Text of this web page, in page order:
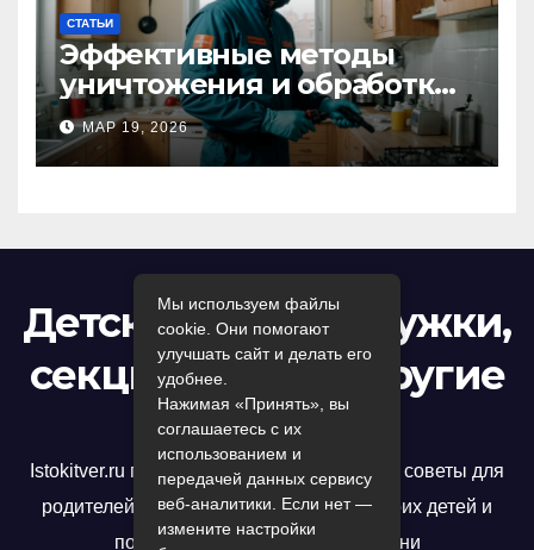
СТАТЬИ
Эффективные методы
уничтожения и обработки
тараканов в Москве:
профессиональный подход
к дезинсекции квартир и
МАР 19, 2026
Детский досуг: кружки,
секции, игры и другие
развлечения
Istokitver.ru предлагает полезные статьи и советы для
родителей, которые хотят развивать своих детей и
помочь им достичь успеха в жизни
Мы используем файлы
cookie. Они помогают
улучшать сайт и делать его
удобнее.
Нажимая «Принять», вы
соглашаетесь с их
использованием и
передачей данных сервису
веб-аналитики. Если нет —
измените настройки